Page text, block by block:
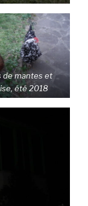
de mantes et
été 2018